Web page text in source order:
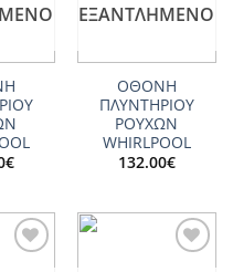
€
ΕΞΑΝΤΛΗΜΈΝΟ
ΟΘΟΝΗ
ΠΛΥΝΤΗΡΙΟΥ
ΡΟΥΧΩΝ
WHIRLPOOL
132.00€